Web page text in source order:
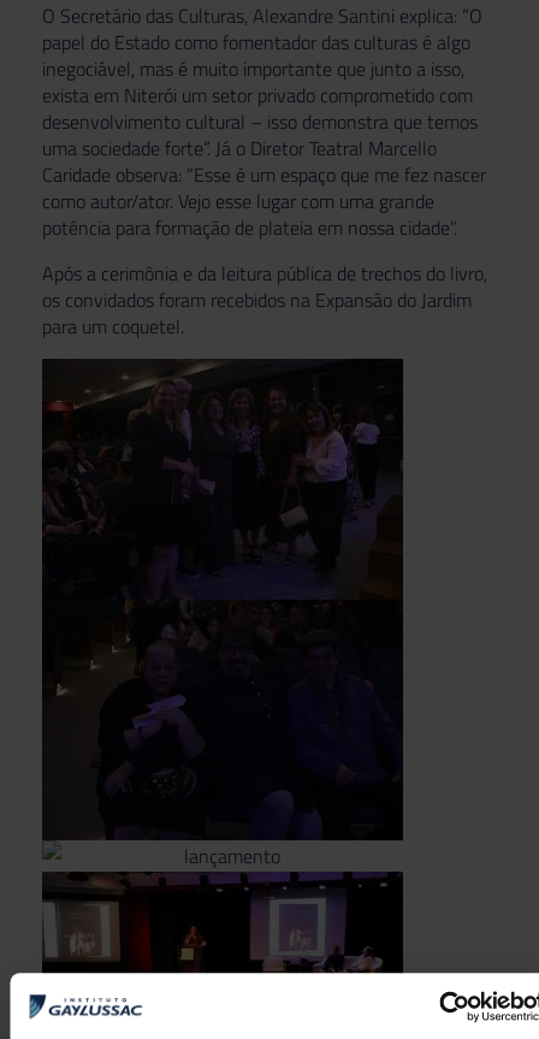
O Secretário das Culturas, Alexandre Santini explica: “O
papel do Estado como fomentador das culturas é algo
inegociável, mas é muito importante que junto a isso,
exista em Niterói um setor privado comprometido com
desenvolvimento cultural – isso demonstra que temos
uma sociedade forte”. Já o Diretor Teatral Marcello
Caridade observa: “Esse é um espaço que me fez nascer
como autor/ator. Vejo esse lugar com uma grande
potência para formação de plateia em nossa cidade”.
Após a cerimônia e da leitura pública de trechos do livro,
os convidados foram recebidos na Expansão do Jardim
para um coquetel.